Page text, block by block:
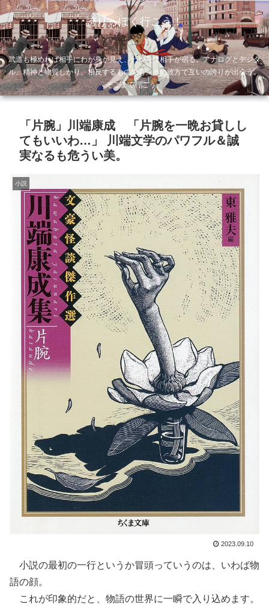
誇りっぽく行こう！
武道も極めれば相手にわが身が見え、わが身に相手が宿る。アナログとデジタ
ル、精神と物質しかり。相反するものでも、その彼方で互いの誇りが出会う。
そこまで行こう。
「片腕」川端康成 「片腕を一晩お貸しし
てもいいわ…」 川端文学のパワフル＆誠
実なるも危うい美。
小説
2023.09.10
小説の最初の一行というか冒頭っていうのは、いわば物
語の顔。
これが印象的だと、物語の世界に一瞬で入り込めます。